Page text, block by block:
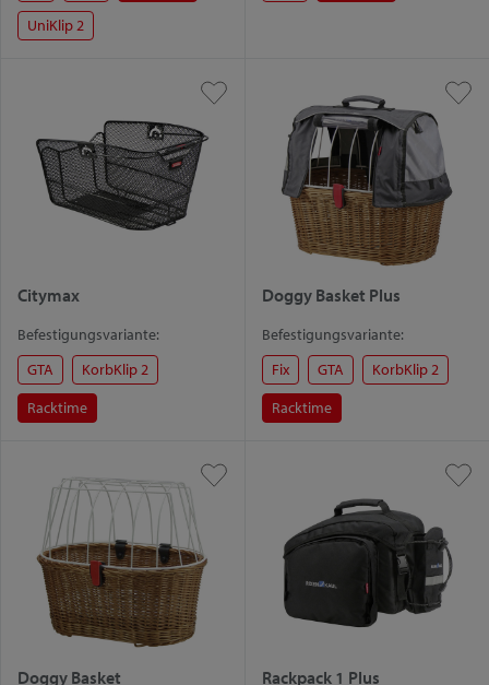
UniKlip 2
Citymax
Befestigungsvariante:
GTA
KorbKlip 2
Racktime
Doggy Basket Plus
Befestigungsvariante:
Fix
GTA
KorbKlip 2
Racktime
Doggy Basket Rackpack 1 Plus